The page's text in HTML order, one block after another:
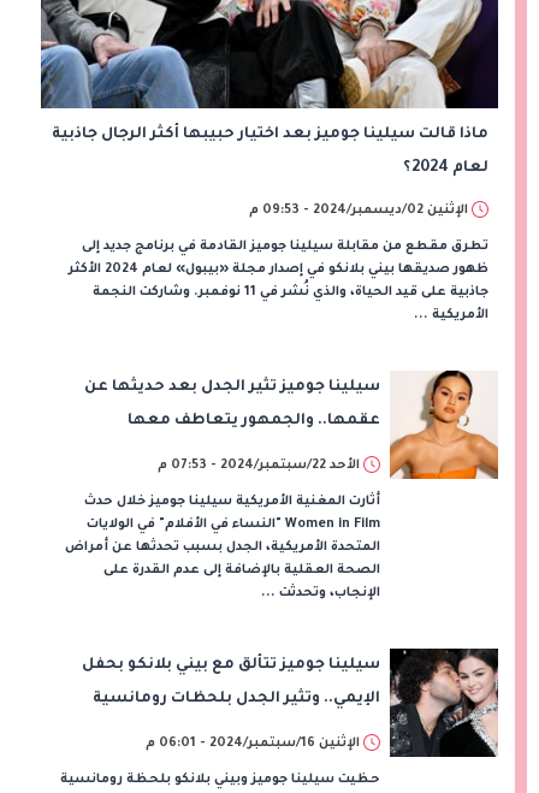
ماذا قالت سيلينا جوميز بعد اختيار حبيبها أكثر الرجال جاذبية
لعام 2024؟
الإثنين 02/ديسمبر/2024 - 09:53 م
تطرق مقطع من مقابلة سيلينا جوميز القادمة في برنامج جديد إلى
ظهور صديقها بيني بلانكو في إصدار مجلة «بيبول» لعام 2024 الأكثر
جاذبية على قيد الحياة، والذي نُشر في 11 نوفمبر. وشاركت النجمة
الأمريكية ...
سيلينا جوميز تثير الجدل بعد حديثها عن
عقمها.. والجمهور يتعاطف معها
الأحد 22/سبتمبر/2024 - 07:53 م
أثارت المغنية الأمريكية سيلينا جوميز خلال حدث
Women in Film "النساء في الأفلام" في الولايات
المتحدة الأمريكية، الجدل بسبب تحدثها عن أمراض
الصحة العقلية بالإضافة إلى عدم القدرة على
الإنجاب، وتحدثت ...
سيلينا جوميز تتألق مع بيني بلانكو بحفل
الإيمي.. وتثير الجدل بلحظات رومانسية
الإثنين 16/سبتمبر/2024 - 06:01 م
حظيت سيلينا جوميز وبيني بلانكو بلحظة رومانسية